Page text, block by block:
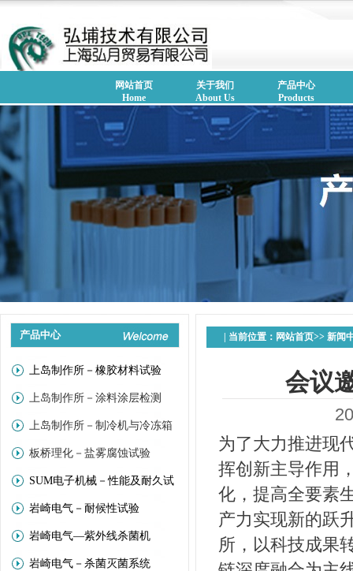
网站首页
Home
关于我们
About Us
产品中心
Products
产品中心
上岛制作所－橡胶材料试验
上岛制作所－涂料涂层检测
上岛制作所－制冷机与冷冻箱
板桥理化－盐雾腐蚀试验
SUM电子机械－性能及耐久试
验
岩崎电气－耐候性试验
岩崎电气—紫外线杀菌机
岩崎电气－杀菌灭菌系统
| 当前位置： 网站首页>> 新闻
会议
为了大力推进现
挥创新主导作用
化，提高全要素
产力实现新的跃
所，以科技成果